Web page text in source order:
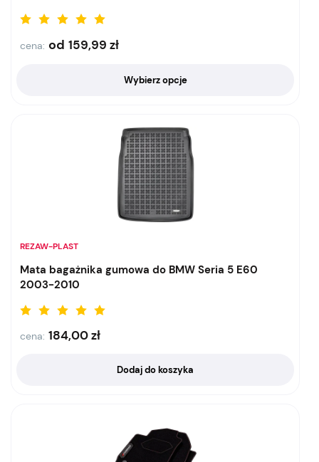
cena: od 159,99 zł
Wybierz opcje
REZAW-PLAST
Mata bagażnika gumowa do BMW Seria 5 E60
2003-2010
cena: 184,00zł
Dodaj do koszyka